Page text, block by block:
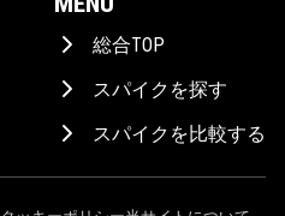
AIに相談！
総合TOP
スパイクを探す
スパイクを比較する